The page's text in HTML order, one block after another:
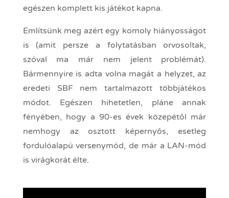
egészen komplett kis játékot kapna.
Említsünk meg azért egy komoly hiányosságot
is (amit persze a folytatásban orvosoltak,
szóval ma már nem jelent problémát).
Bármennyire is adta volna magát a helyzet, az
eredeti SBF nem tartalmazott többjátékos
módot. Egészen hihetetlen, pláne annak
fényében, hogy a 90-es évek közepétől már
nemhogy az osztott képernyős, esetleg
fordulóalapú versenymód, de már a LAN-mód
is virágkorát élte.